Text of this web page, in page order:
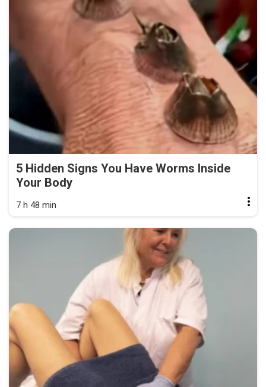
5 Hidden Signs You Have Worms Inside
Your Body
7 h 48 min